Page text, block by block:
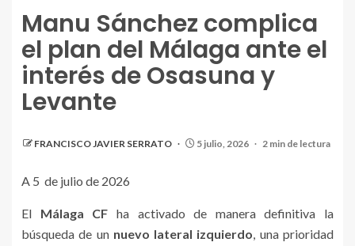
Manu Sánchez complica
el plan del Málaga ante el
interés de Osasuna y
Levante
FRANCISCO JAVIER SERRATO 5 julio, 2026 2 min de lectura
A 5 de julio de 2026
El Málaga CF ha activado de manera definitiva la
búsqueda de un nuevo lateral izquierdo, una prioridad